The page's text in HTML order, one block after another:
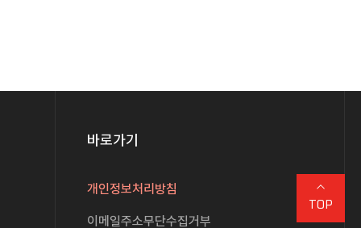
바로가기
개인정보처리방침
이메일주소무단수집거부
TOP